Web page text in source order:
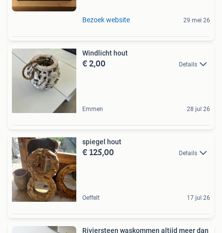
Bezoek website 29 mei 26
Windlicht hout
€ 2,00 Details
Emmen 28 jul 26
spiegel hout
€ 125,00 Details
Oeffelt 17 jul 26
Riviersteen waskommen altijd meer dan